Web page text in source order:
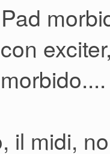
il midi,